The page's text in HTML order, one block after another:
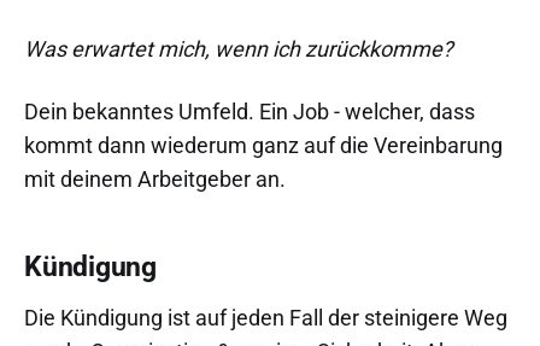
Was erwartet mich, wenn ich zurückkomme?
Dein bekanntes Umfeld. Ein Job - welcher, dass
kommt dann wiederum ganz auf die Vereinbarung
mit deinem Arbeitgeber an.
Kündigung
Die Kündigung ist auf jeden Fall der steinigere Weg